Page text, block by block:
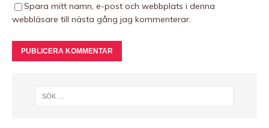
Spara mitt namn, e-post och webbplats i denna
webbläsare till nästa gång jag kommenterar.